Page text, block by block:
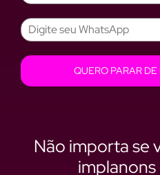
QUERO PARAR
Não importa se
implanons